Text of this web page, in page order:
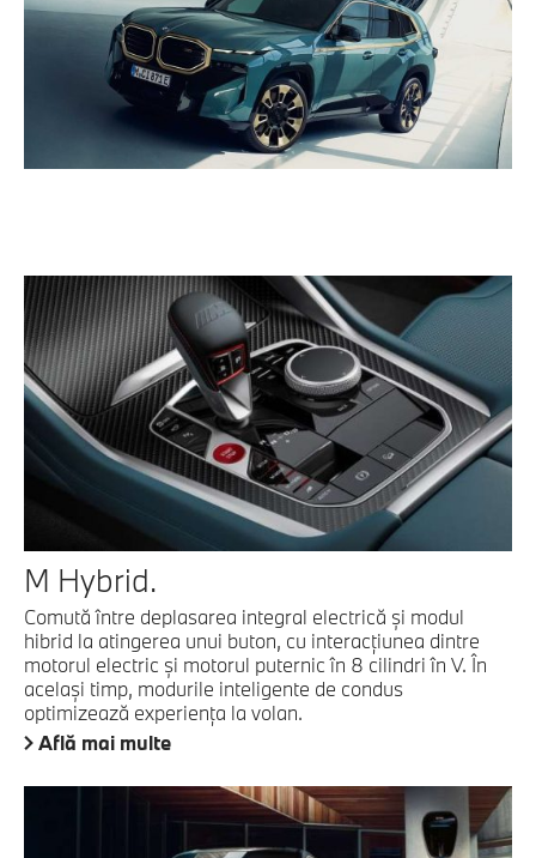
M Hybrid.
Comută între deplasarea integral electrică şi modul
hibrid la atingerea unui buton, cu interacţiunea dintre
motorul electric şi motorul puternic în 8 cilindri în V. În
acelaşi timp, modurile inteligente de condus
optimizează experienţa la volan.
Află mai multe